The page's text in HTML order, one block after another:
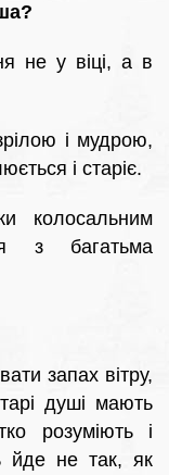
не у віці, а в
і мудрою,
і старіє.
колосальним
з багатьма
запах вітру,
душі мають
розуміють і
йде не так, як